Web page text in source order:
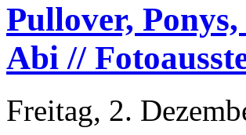
Pullover,
Abi //
Freitag, 2.